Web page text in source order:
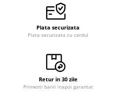
Plata securizata
Plata securizata cu cardul
Retur in 30 zile
Primesti banii inapoi garantat